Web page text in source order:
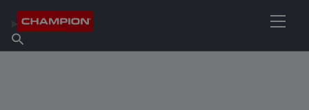
Tietoa Championista
Etsi myyntipiste